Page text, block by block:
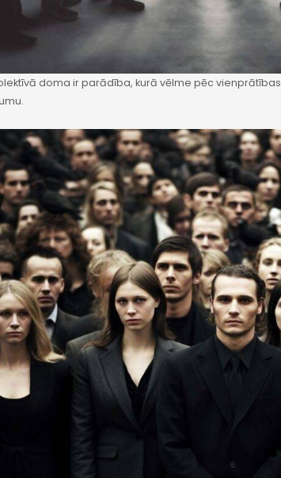
doma ir parādība, kurā vēlme pēc